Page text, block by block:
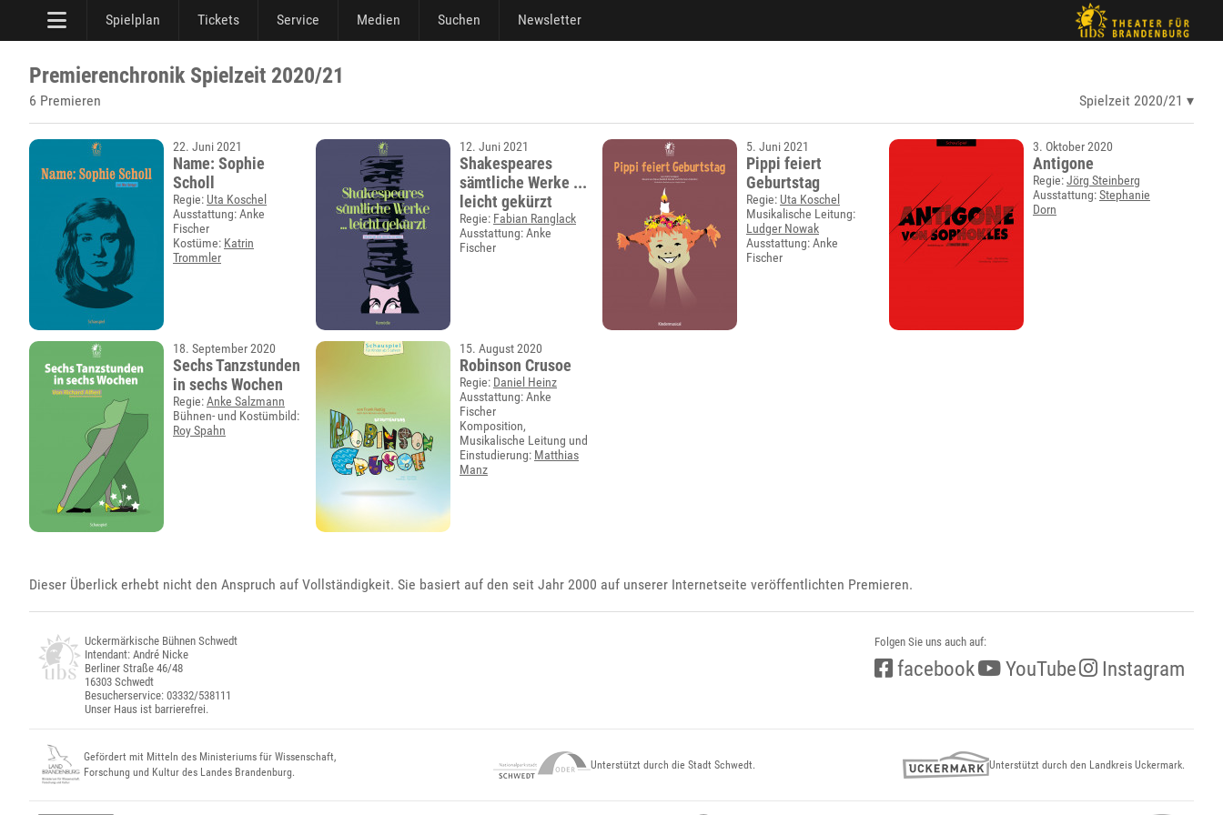
Spielplan Tickets Service Medien Suchen Newsletter
Premierenchronik Spielzeit 2020/21
6 Premieren Spielzeit 2020/21
22. Juni 2021
Name: Sophie
Scholl
Regie: Uta Koschel
Ausstattung: Anke
Fischer
Kostüme: Katrin
Trommler
12. Juni 2021
Shakespeares
sämtliche Werke ...
leicht gekürzt
Regie: Fabian Ranglack
Ausstattung: Anke
Fischer
5. Juni 2021
Pippi feiert
Geburtstag
Regie: Uta Koschel
Musikalische Leitung:
Ludger Nowak
Ausstattung: Anke
Fischer
3. Oktober 2020
Antigone
Regie:Jörg Steinberg
Ausstattung:Stephanie
Dorn
18. September 2020
Sechs Tanzstunden
in sechs Wochen
Regie:Anke Salzmann
Bühnen- und Kostümbild:
Roy Spahn
15. August 2020
Robinson Crusoe
Regie: Daniel Heinz
Ausstattung: Anke
Fischer
Komposition,
Musikalische Leitung und
Einstudierung: Matthias
Manz
Dieser Überlick erhebt nicht den Anspruch auf Vollständigkeit. Sie basiert auf den seit Jahr 2000 auf unserer Internetseite veröffentlichten Premieren.
Uckermärkische Bühnen Schwedt
Intendant: André Nicke
Berliner Straße 46/48
16303 Schwedt
Besucherservice: 03332/538111
Unser Haus ist barrierefrei.
Folgen Sie uns auch auf:
facebook YouTube Instagram
Gefördert mit Mitteln des Ministeriums für Wissenschaft,
Forschung und Kultur des Landes Brandenburg.
Unterstützt durch die Stadt Schwedt. Unterstützt durch den Landkreis Uckermark.